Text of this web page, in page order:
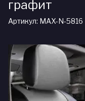
графит
Артикул: MAX-N-5816